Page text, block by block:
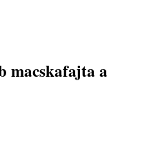
macskafajta a